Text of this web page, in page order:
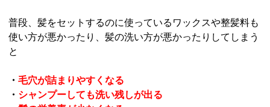
普段、髪をセットするのに使っているワックスや整髪料も
使い方が悪かったり、髪の洗い方が悪かったりしてしまう
と
・毛穴が詰まりやすくなる
・ シャンプーしても洗い残しが出る